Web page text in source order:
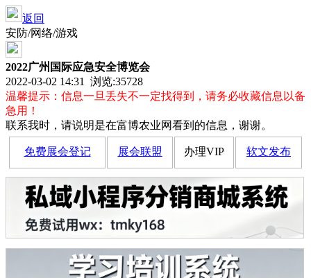
返回
安防/网络/游戏
2022广州国际应急安全博览会
2022-03-02 14:31 浏览:35728
温馨提示：信息一旦丢失不一定找得到，请务必收藏信息以备
急用！
联系我时，请说明是在富博农业网看到的信息，谢谢。
免费展会登记 展会联盟 办理VIP 软文发布